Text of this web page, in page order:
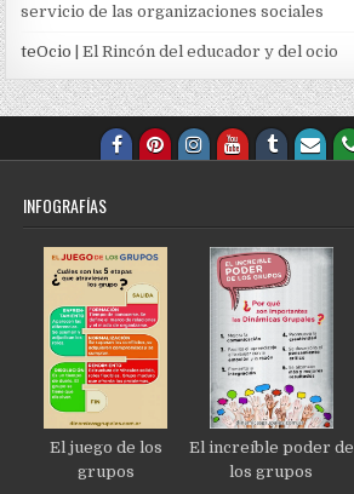
servicio de las organizaciones sociales
teOcio | El Rincón del educador y del ocio
INFOGRAFÍAS
El juego de los
grupos
El increíble poder de
los grupos